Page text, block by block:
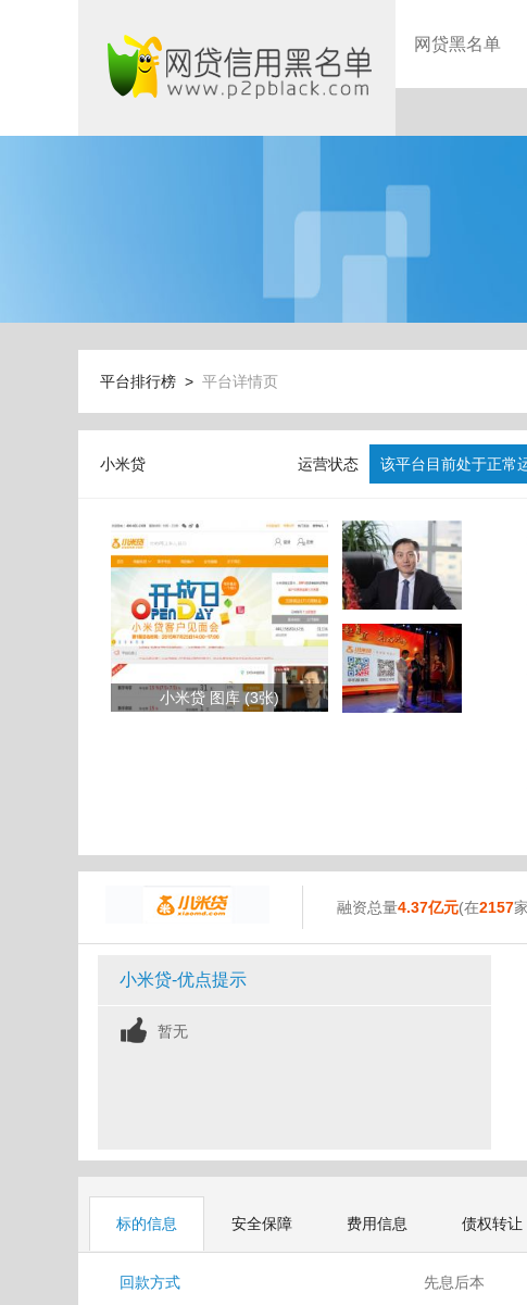
网贷黑名单
平台排行榜 > 平台详情页
小米贷 运营状态 该平台目前处于正常
小米贷 图库 (3张)
融资总量4.37亿元(在2157
小米贷-优点提示
暂无
标的信息 安全保障 费用信息 债权转让
回款方式 先息后本